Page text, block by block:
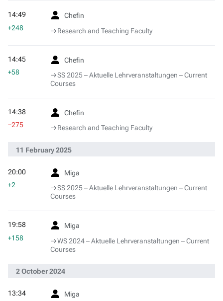
Chefin
→‎Research and Teaching Faculty
14:49
+248
Chefin
→‎SS 2025 – Aktuelle Lehrveranstaltungen – Current
Courses
14:45
+58
Chefin
→‎Research and Teaching Faculty
14:38
−275
11 February 2025
Miga
→‎SS 2025 – Aktuelle Lehrveranstaltungen – Current
Courses
20:00
+2
Miga
→‎WS 2024 – Aktuelle Lehrveranstaltungen – Current
Courses
19:58
+158
2 October 2024
Miga
13:34